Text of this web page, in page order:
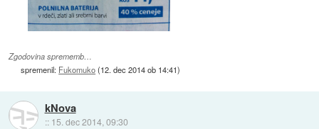
Zgodovina sprememb…
spremenil: Fukomuko(12. dec 2014 ob 14:41)
kNova
:: 15. dec 2014, 09:30